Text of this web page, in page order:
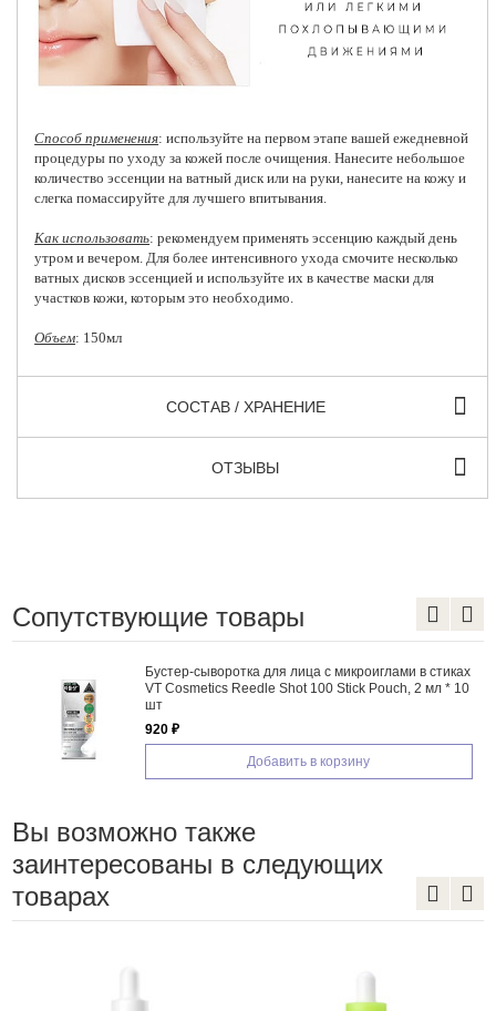
Способ применения: используйте на первом этапе вашей ежедневной
процедуры по уходу за кожей после очищения. Нанесите небольшое
количество эссенции на ватный диск или на руки, нанесите на кожу и
слегка помассируйте для лучшего впитывания.
Как использовать: рекомендуем применять эссенцию каждый день
утром и вечером. Для более интенсивного ухода смочите несколько
ватных дисков эссенцией и используйте их в качестве маски для
участков кожи, которым это необходимо.
Объем: 150мл
СОСТАВ / ХРАНЕНИЕ
ОТЗЫВЫ
Сопутствующие товары
Бустер-сыворотка для лица с микроиглами в стиках
VT Cosmetics Reedle Shot 100 Stick Pouch, 2 мл * 10
шт
920 ₽
Добавить в корзину
Вы возможно также
заинтересованы в следующих
товарах